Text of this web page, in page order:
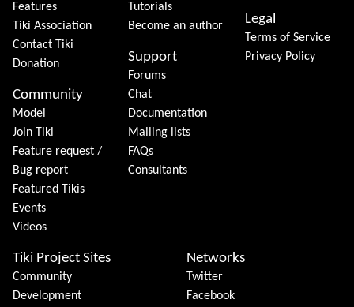
Features
Tiki Association
Contact Tiki
Donation
Community
Model
Join Tiki
Feature request /
Bug report
Featured Tikis
Events
Videos
Tutorials
Become an author
Support
Forums
Chat
Documentation
Mailing lists
FAQs
Consultants
Legal
Terms of Service
Privacy Policy
Tiki Project Sites
Community
Development
Networks
Twitter
Facebook